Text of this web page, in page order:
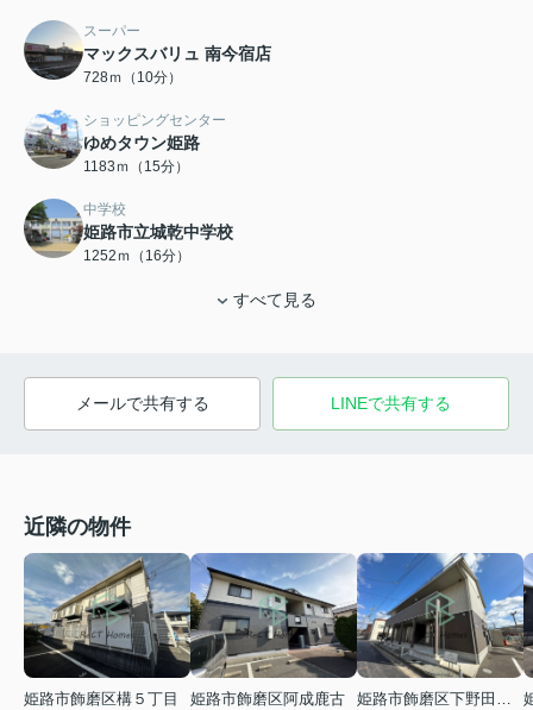
スーパー
マックスバリュ 南今宿店
728ｍ（10分）
ショッピングセンター
ゆめタウン姫路
1183ｍ（15分）
中学校
姫路市立城乾中学校
1252ｍ（16分）
すべて見る
メールで共有する LINEで共有する
近隣の物件
姫路市飾磨区構５丁目
姫路市飾磨区阿成鹿古